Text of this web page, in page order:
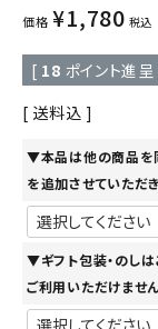
価格 ¥1,780 税込
[ 18 ポイント進呈
送料込
▼本品は他の商品を
を追加させていただき
▼ギフト包装・のし
ご利用いただけません